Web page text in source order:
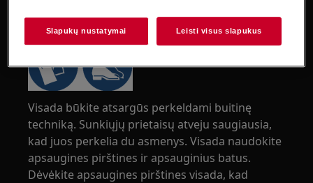
SUŽALOJIMO RIZIKA
Visada būkite atsargūs perkeldami buitinę
techniką. Sunkiųjų prietaisų atveju saugiausia,
kad juos perkelia du asmenys. Visada naudokite
apsaugines pirštines ir apsauginius batus.
Dėvėkite apsaugines pirštines visada, kad
Slapukų nustatymai Leisti visus slapukus